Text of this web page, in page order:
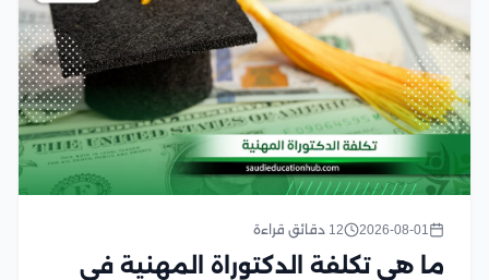
2026-08-01 12 دقائق قراءة
ما هي تكلفة الدكتوراة المهنية في